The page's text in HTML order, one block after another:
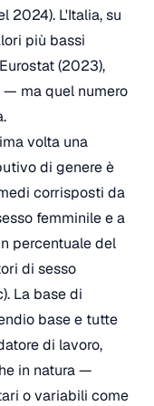
2024). L'Italia, su
più bassi
(2023),
— ma quel numero
volta una
di genere è
corrisposti da
femminile e a
percentuale del
di sesso
La base di
base e tutte
di lavoro,
in natura —
o variabili come